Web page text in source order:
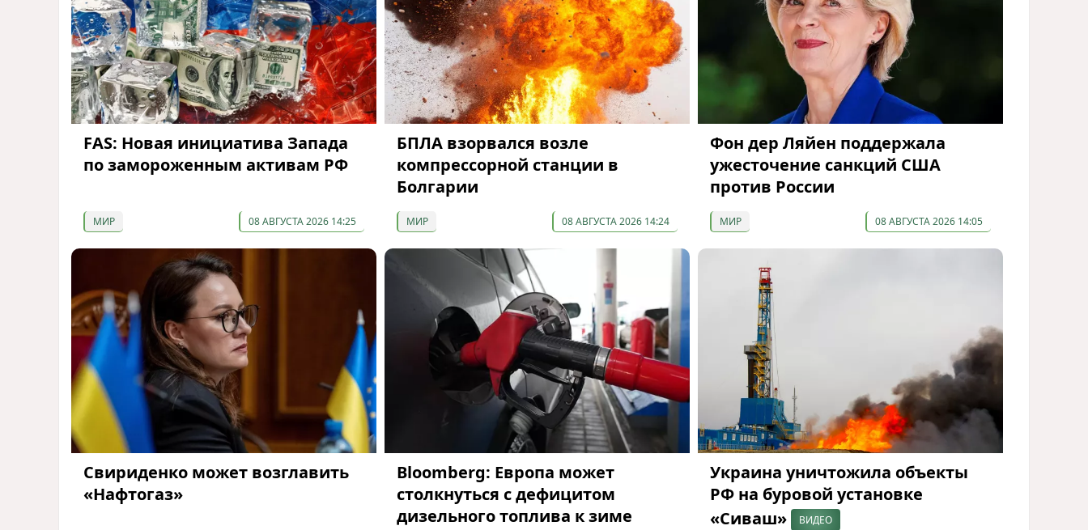
FAS: Новая инициатива Запада
по замороженным активам РФ
МИР 08 АВГУСТА 2026 14:25
БПЛА взорвался возле
компрессорной станции в
Болгарии
МИР 08 АВГУСТА 2026 14:24
Фон дер Ляйен поддержала
ужесточение санкций США
против России
МИР 08 АВГУСТА 2026 14:05
Свириденко может возглавить
«Нафтогаз»
Bloomberg: Европа может
столкнуться с дефицитом
дизельного топлива к зиме
Украина уничтожила объекты
РФ на буровой установке
«Сиваш»
ВИДЕО